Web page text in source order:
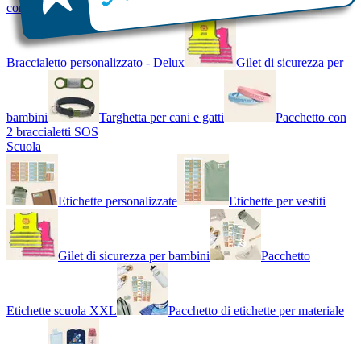
con Nome - Luminoso
Braccialetto personalizzato - Delux Gilet di sicurezza per
bambini Targhetta per cani e gatti
Pacchetto con
2 braccialetti SOS
Scuola
Etichette personalizzate Etichette per vestiti
Gilet di sicurezza per bambini Pacchetto
Etichette scuola XXL Pacchetto di etichette per materiale